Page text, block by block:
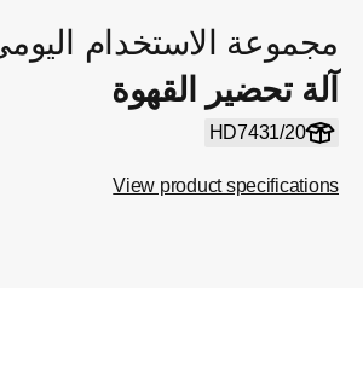
مجموعة الاستخدام اليومي
آلة تحضير القهوة
HD7431/20
View product specifications